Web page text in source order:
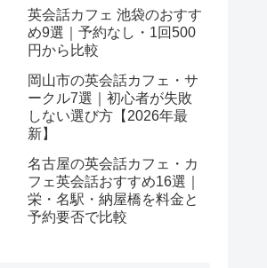
英会話カフェ 池袋のおすす
め9選｜予約なし・1回500
円から比較
岡山市の英会話カフェ・サ
ークル7選｜初心者が失敗
しない選び方【2026年最
新】
名古屋の英会話カフェ・カ
フェ英会話おすすめ16選｜
栄・名駅・納屋橋を料金と
予約要否で比較